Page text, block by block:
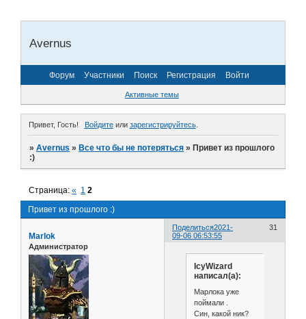
Avernus
Форум Участники Поиск Регистрация Войти
Активные темы
Привет, Гость! Войдитеили зарегистрируйтесь.
»Avernus »Все что бы не потеряться »Привет из прошлого
:)
Привет из прошлого :)
Страница:« 1 2
Поделиться 31
2021-
09-06 06:53:55
Marlok
Администратор
IcyWizard
написал(а):
Марлока уже
поймали .
Син, какой ник?